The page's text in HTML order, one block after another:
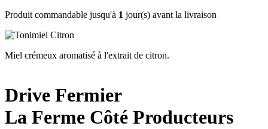
Produit commandable jusqu'à 1 jour(s) avant la livraison
Miel crémeux aromatisé à l'extrait de citron.
Drive Fermier
La Ferme Côté Producteurs